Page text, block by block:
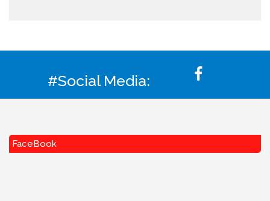
#Social Media:
FaceBook